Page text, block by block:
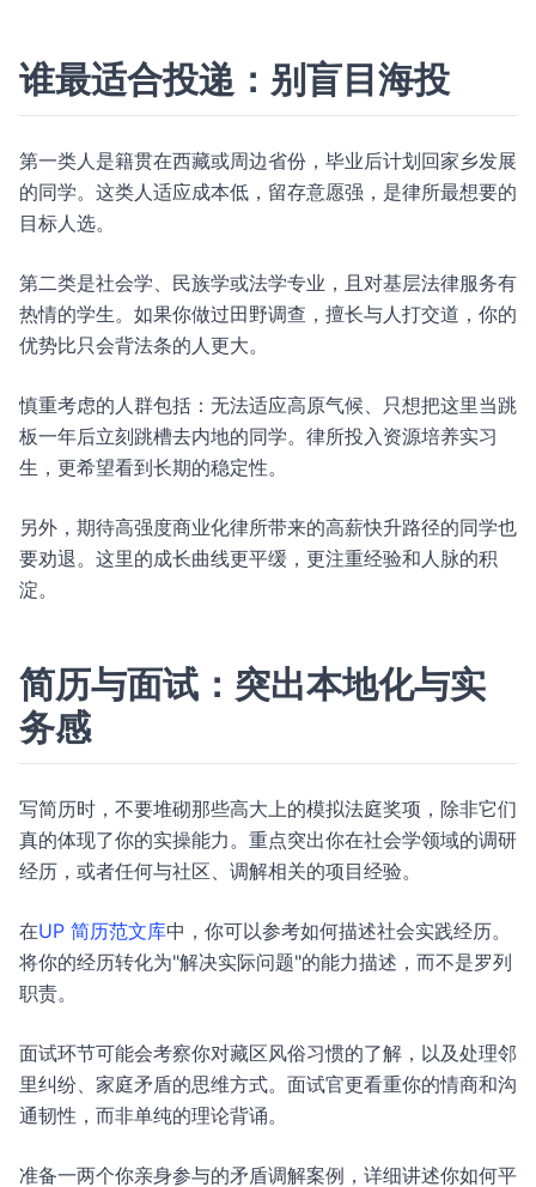
谁最适合投递：别盲目海投
第一类人是籍贯在西藏或周边省份，毕业后计划回家乡发展
的同学。这类人适应成本低，留存意愿强，是律所最想要的
目标人选。
第二类是社会学、民族学或法学专业，且对基层法律服务有
热情的学生。如果你做过田野调查，擅长与人打交道，你的
优势比只会背法条的人更大。
慎重考虑的人群包括：无法适应高原气候、只想把这里当跳
板一年后立刻跳槽去内地的同学。律所投入资源培养实习
生，更希望看到长期的稳定性。
另外，期待高强度商业化律所带来的高薪快升路径的同学也
要劝退。这里的成长曲线更平缓，更注重经验和人脉的积
淀。
简历与面试：突出本地化与实
务感
写简历时，不要堆砌那些高大上的模拟法庭奖项，除非它们
真的体现了你的实操能力。重点突出你在社会学领域的调研
经历，或者任何与社区、调解相关的项目经验。
在UP 简历范文库中，你可以参考如何描述社会实践经历。
将你的经历转化为"解决实际问题"的能力描述，而不是罗列
职责。
面试环节可能会考察你对藏区风俗习惯的了解，以及处理邻
里纠纷、家庭矛盾的思维方式。面试官更看重你的情商和沟
通韧性，而非单纯的理论背诵。
准备一两个你亲身参与的矛盾调解案例，详细讲述你如何平